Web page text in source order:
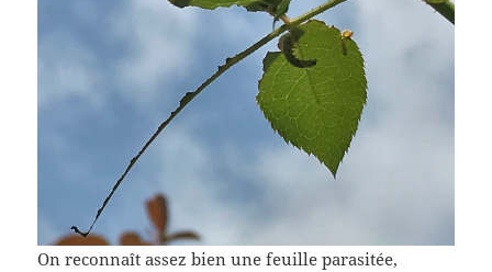
On reconnaît assez bien une feuille parasitée,